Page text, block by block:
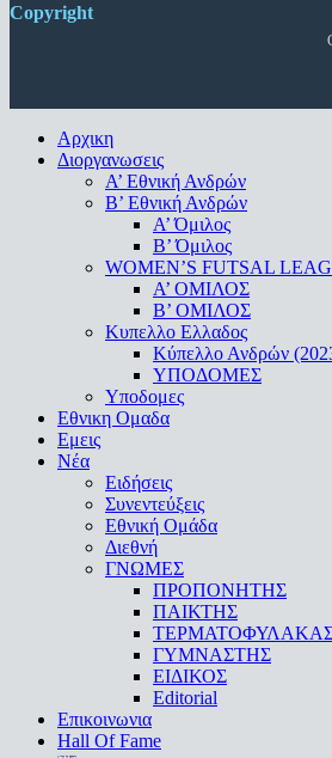
Copyright
Close
Menu
Αρχικη
Διοργανωσεις
Α’ Εθνική Ανδρών
Β’ Εθνική Ανδρών
A’ Όμιλος
Β’ Όμιλος
WOMEN’S FUTSAL
A’ ΟΜΙΛΟΣ
Β’ ΟΜΙΛΟΣ
Κυπελλο Ελλαδος
Κύπελλο Ανδρών
ΥΠΟΔΟΜΕΣ
Υποδομες
Εθνικη Ομαδα
Εμεις
Νέα
Ειδήσεις
Συνεντεύξεις
Εθνική Ομάδα
Διεθνή
ΓΝΩΜΕΣ
ΠΡΟΠΟΝΗΤΗΣ
ΠΑΙΚΤΗΣ
ΓΥΜΝΑΣΤΗΣ
ΕΙΔΙΚΟΣ
Editorial
Επικοινωνια
Hall Of Fame